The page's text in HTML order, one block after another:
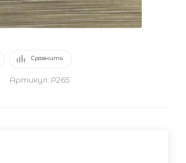
Сравнить
Артикул: Р265